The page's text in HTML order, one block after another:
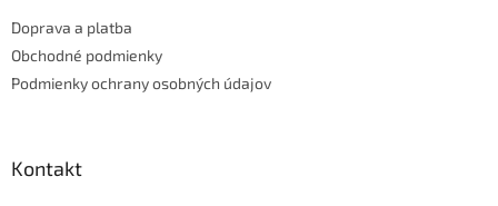
Doprava a platba
Obchodné podmienky
Podmienky ochrany osobných údajov
Kontakt